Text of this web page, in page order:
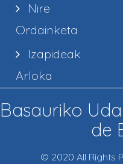
Nire
Ordainketa
Izapideak
Arloka
Basauriko
de
© 2020 All Rights